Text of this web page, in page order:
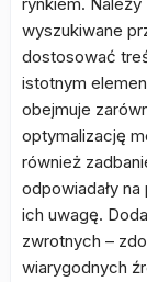
wyszukiwane
dostosować
istotnym
obejmuje
optymalizację
również
odpowiadały
ich uwagę.
zwrotnych –
wiarygodnych